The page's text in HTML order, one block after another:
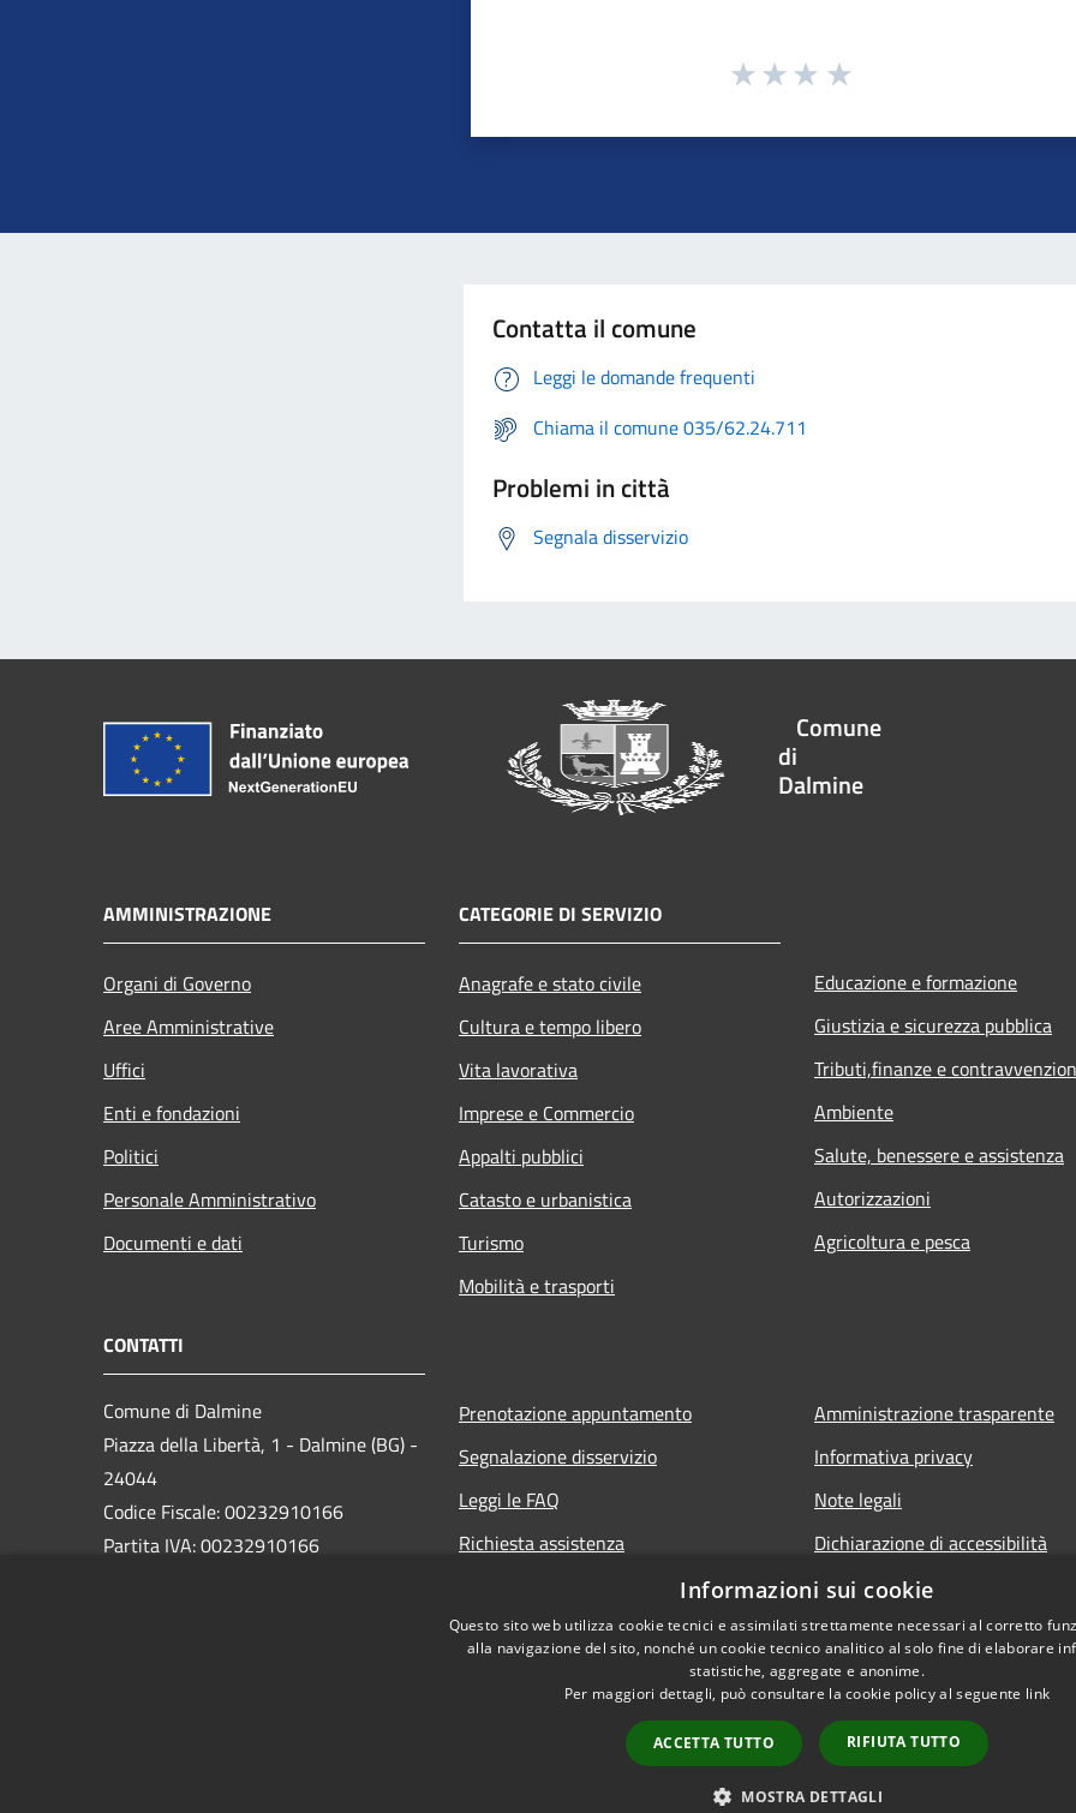
Contatta il comune
Leggi le domande frequenti
Chiama il comune 035/62.24.711
Problemi in città
Segnala disservizio
Comune
di
Dalmine
AMMINISTRAZIONE
Organi di Governo
Aree Amministrative
Uffici
Enti e fondazioni
Politici
Personale Amministrativo
Documenti e dati
CATEGORIE DI SERVIZIO
Anagrafe e stato civile
Cultura e tempo libero
Vita lavorativa
Imprese e Commercio
Appalti pubblici
Catasto e urbanistica
Turismo
Mobilità e trasporti
Educazione e formazione
Giustizia e sicurezza pubblica
Tributi,finanze e
Ambiente
Salute, benessere e assistenza
Autorizzazioni
Agricoltura e pesca
CONTATTI
Comune di Dalmine
Piazza della Libertà, 1 - Dalmine (BG) -
24044
Codice Fiscale: 00232910166
Partita IVA: 00232910166
Prenotazione appuntamento
Segnalazione disservizio
Leggi le FAQ
Richiesta assistenza
Amministrazione trasparente
Informativa privacy
Note legali
Dichiarazione di accessibilità
Piano di miglioramento del sito
Copyright © 2026 • Comune
Informazioni sui cookie
Questo sito web utilizza cookie tecnici e assimilati strettamente necessari al corretto
alla navigazione del sito, nonché un cookie tecnico analitico al solo fine di elaborare
statistiche, aggregate e anonime.
Per maggiori dettagli, può consultare la cookie policy al seguente link
ACCETTA TUTTO RIFIUTA TUTTO
MOSTRA DETTAGLI